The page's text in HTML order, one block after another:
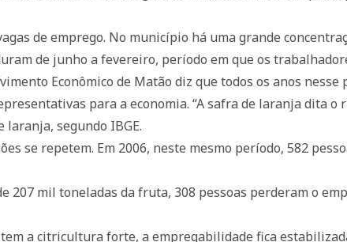
de emprego. No município há uma grande
de junho a fevereiro, período em que os
Econômico de Matão diz que todos os anos nesse
para a economia. “A safra de laranja dita o
laranja, segundo IBGE.
se repetem. Em 2006, neste mesmo período, 582
207 mil toneladas da fruta, 308 pessoas perderam o
a citricultura forte, a empregabilidade fica